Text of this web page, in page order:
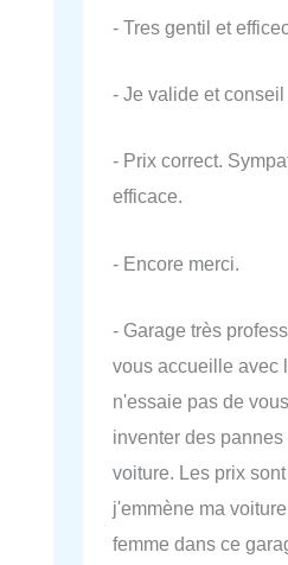
- Tres gentil et
- Je valide et
- Prix correct.
efficace.
- Encore merci.
- Garage très
vous accueille avec
n'essaie pas de
inventer des pannes
voiture. Les prix
j'emmène ma
femme dans ce